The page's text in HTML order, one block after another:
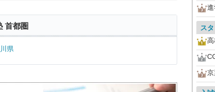
首都圏
県
ス